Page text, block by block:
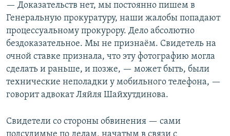
— Доказательств нет, мы постоянно пишем в
Генеральную прокуратуру, наши жалобы попадают
процессуальному прокурору. Дело абсолютно
бездоказательное. Мы не признаём. Свидетель на
очной ставке признала, что эту фотографию могла
сделать и раньше, и позже, — может быть, были
технические неполадки у мобильного телефона, —
говорит адвокат Ляйля Шайхутдинова.
Свидетели со стороны обвинения — сами